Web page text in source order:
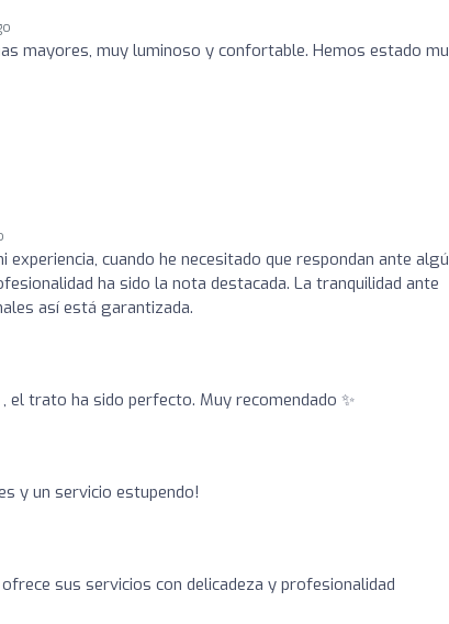
mayores, muy luminoso y confortable. Hemos estado
cuando he necesitado que respondan ante
ha sido la nota destacada. La tranquilidad ante
así está garantizada.
el trato ha sido perfecto. Muy recomendado ✨
y un servicio estupendo!
sus servicios con delicadeza y profesionalidad